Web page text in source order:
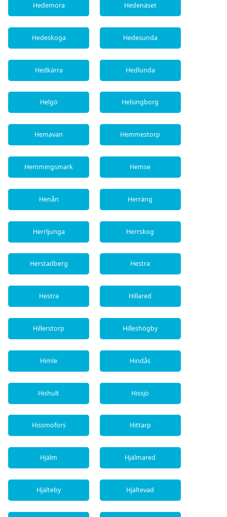
Hedemora Hedenäset
Hedeskoga Hedesunda
Hedkärra Hedlunda
Helgö Helsingborg
Hemavan Hemmestorp
Hemmingsmark Hemse
Henån Herräng
Herrljunga Herrskog
Herstadberg Hestra
Hestra Hillared
Hillerstorp Hilleshögby
Himle Hindås
Hishult Hissjö
Hissmofors Hittarp
Hjälm Hjälmared
Hjälteby Hjältevad